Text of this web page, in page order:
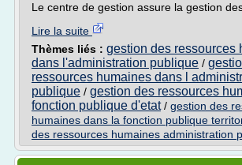
Le centre de gestion assure la gestion
Lire la suite
Thèmes liés : gestion des ressources
dans l'administration publique /
ressources humaines dans l
publique / gestion des ressources
fonction publique d'etat/ gestion des
humaines dans la fonction publique
des ressources humaines administration